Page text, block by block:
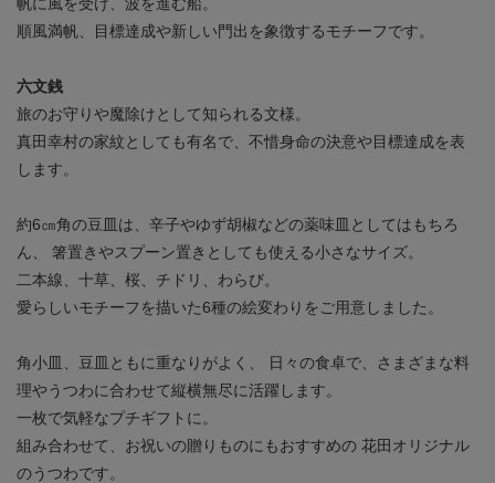
順風満帆、目標達成や新しい門出を象徴するモチーフです。
六文銭
旅のお守りや魔除けとして知られる文様。
真田幸村の家紋としても有名で、不惜身命の決意や目標達成を表
します。
約6㎝角の豆皿は、辛子やゆず胡椒などの薬味皿としてはもちろ
ん、
箸置きやスプーン置きとしても使える小さなサイズ。
二本線、十草、桜、チドリ、わらび。
愛らしいモチーフを描いた6種の絵変わりをご用意しました。
角小皿、豆皿ともに重なりがよく、
日々の食卓で、さまざまな料
理やうつわに合わせて縦横無尽に活躍します。
一枚で気軽なプチギフトに。
組み合わせて、お祝いの贈りものにもおすすめの 花田オリジナル
のうつわです。